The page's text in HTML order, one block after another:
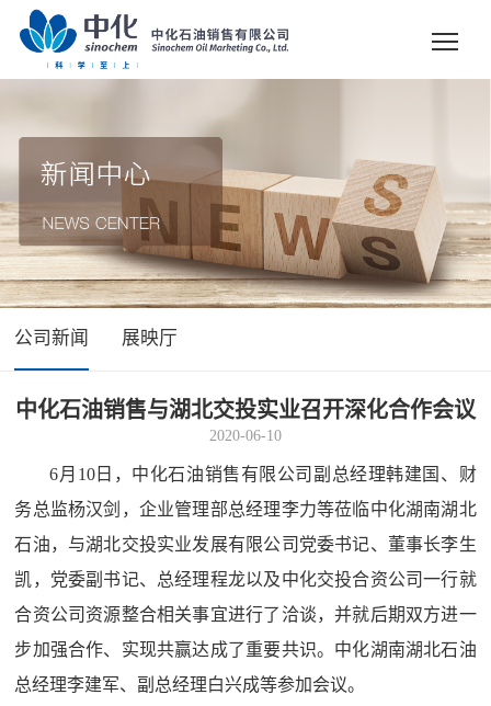
公司新闻 展映厅
中化石油销售与湖北交投实业召开深化合作会议
2020-06-10
6月10日，中化石油销售有限公司副总经理韩建国、财
务总监杨汉剑，企业管理部总经理李力等莅临中化湖南湖北
石油，与湖北交投实业发展有限公司党委书记、董事长李生
凯，党委副书记、总经理程龙以及中化交投合资公司一行就
合资公司资源整合相关事宜进行了洽谈，并就后期双方进一
步加强合作、实现共赢达成了重要共识。中化湖南湖北石油
总经理李建军、副总经理白兴成等参加会议。